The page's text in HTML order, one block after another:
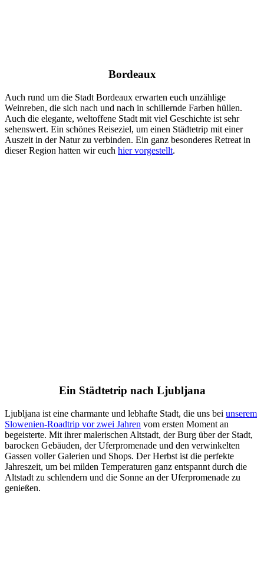
Bordeaux
Auch rund um die Stadt Bordeaux erwarten euch unzählige
Weinreben, die sich nach und nach in schillernde Farben hüllen.
Auch die elegante, weltoffene Stadt mit viel Geschichte ist sehr
sehenswert. Ein schönes Reiseziel, um einen Städtetrip mit einer
Auszeit in der Natur zu verbinden. Ein ganz besonderes Retreat in
dieser Region hatten wir euch hier vorgestellt.
Ein Städtetrip nach Ljubljana
Ljubljana ist eine charmante und lebhafte Stadt, die uns bei unserem
Slowenien-Roadtrip vor zwei Jahren vom ersten Moment an
begeisterte. Mit ihrer malerischen Altstadt, der Burg über der Stadt,
barocken Gebäuden, der Uferpromenade und den verwinkelten
Gassen voller Galerien und Shops. Der Herbst ist die perfekte
Jahreszeit, um bei milden Temperaturen ganz entspannt durch die
Altstadt zu schlendern und die Sonne an der Uferpromenade zu
genießen.